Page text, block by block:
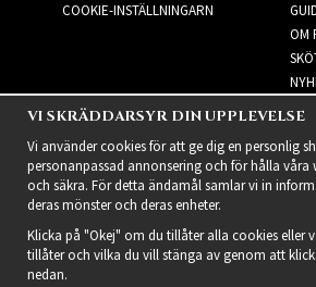
COOKIE-INSTÄLLNINGARN
OM
NYHETSBREV
VI SKRÄDDARSYR DIN UPPLEVELSE
Vi använder cookies för att ge dig en personlig
personanpassad annonsering och för hålla
och säkra. För detta ändamål samlar vi in
deras mönster och deras enheter.
Klicka på "Okej" om du tillåter alla cookies eller
tillåter och vilka du vill stänga av genom att
nedan.